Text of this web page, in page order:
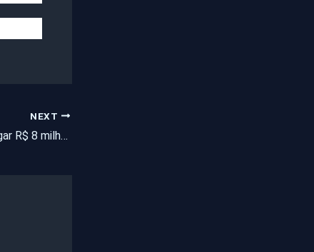
NEXT
Mega-Sena pode pagar R$ 8 milhões neste sábado (24)